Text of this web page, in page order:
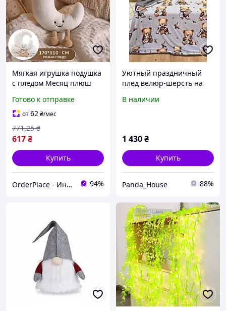
Мягкая игрушка подушка
с пледом Месяц плюш
детский плед 3 в 1
игрушка внутри плед
лапка koloco игрушки
Белый
Готово к отправке
от62₴/мес
617₴
771.25 ₴
Купить
OrderPlace - Интернет-магазин товаров для дома 94%
Уютный праздничный
плед велюр-шерсть на
В наличии
1 430₴
Купить
Panda_House 88%